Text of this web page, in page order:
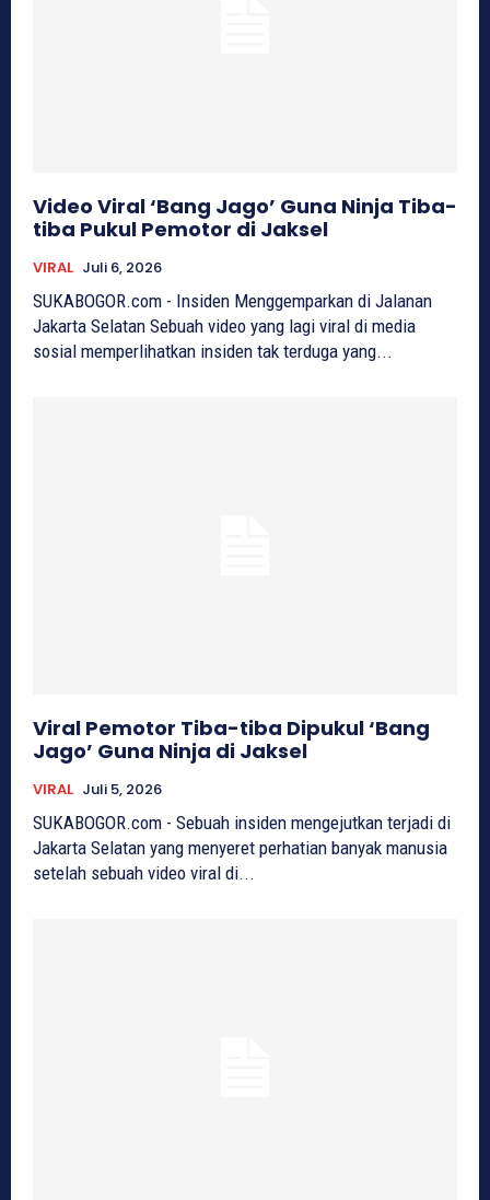
Video Viral ‘Bang Jago’ Guna Ninja Tiba-
tiba Pukul Pemotor di Jaksel
VIRAL Juli 6, 2026
SUKABOGOR.com - Insiden Menggemparkan di Jalanan
Jakarta Selatan Sebuah video yang lagi viral di media
sosial memperlihatkan insiden tak terduga yang...
Viral Pemotor Tiba-tiba Dipukul ‘Bang
Jago’ Guna Ninja di Jaksel
VIRAL Juli 5, 2026
SUKABOGOR.com - Sebuah insiden mengejutkan terjadi di
Jakarta Selatan yang menyeret perhatian banyak manusia
setelah sebuah video viral di...